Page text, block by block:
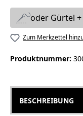
oder Gürtel
Zum Merkzettel
Produktnummer:
BESCHREIBUNG